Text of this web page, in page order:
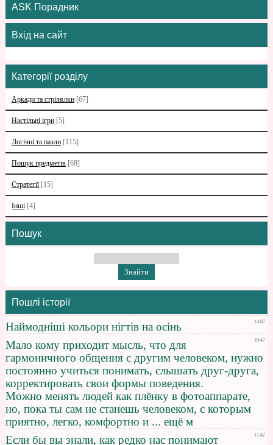
ASK Порадник
Вхід на сайт
Категорії розділу
Аркади та стрілялки [67]
Настільні ігри [5]
Логічні та пазли [115]
Пошук предметів [68]
Стратегії [15]
Інші [4]
Пошук
Пошлі історії